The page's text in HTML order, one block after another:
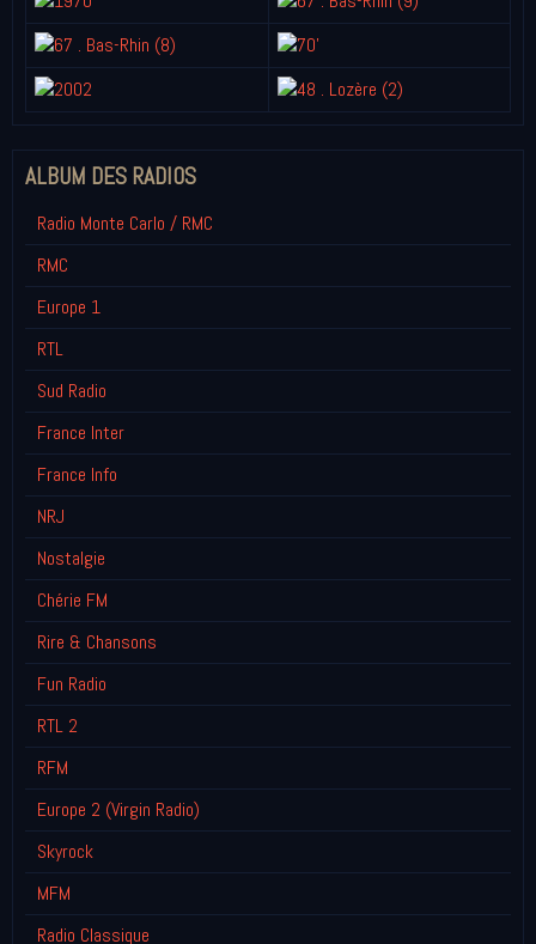
ALBUM DES RADIOS
Radio Monte Carlo / RMC
RMC
Europe 1
RTL
Sud Radio
France Inter
France Info
NRJ
Nostalgie
Chérie FM
Rire & Chansons
Fun Radio
RTL 2
RFM
Europe 2 (Virgin Radio)
Skyrock
MFM
Radio Classique